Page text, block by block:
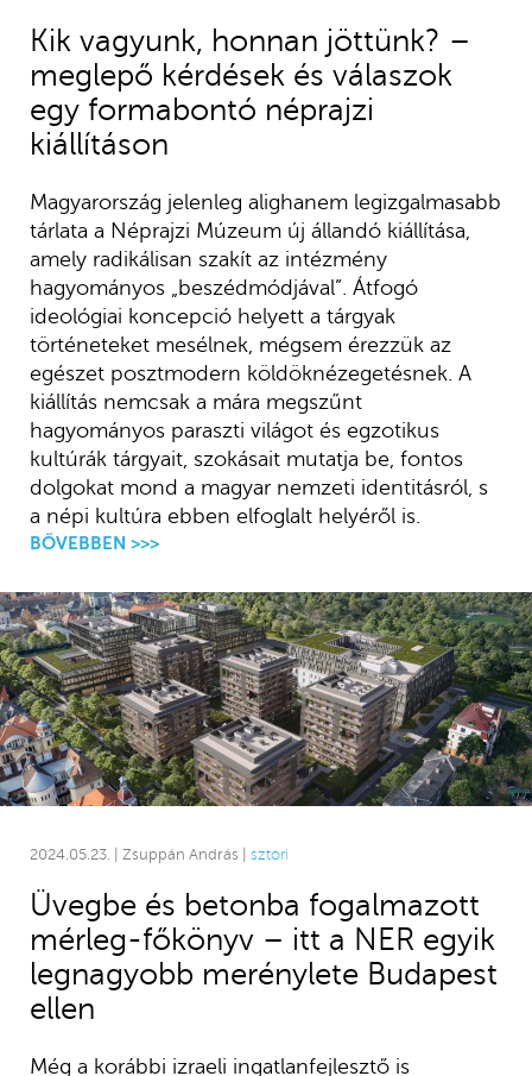
Kik vagyunk, honnan jöttünk? –
meglepő kérdések és válaszok
egy formabontó néprajzi
kiállításon
Magyarország jelenleg alighanem legizgalmasabb
tárlata a Néprajzi Múzeum új állandó kiállítása,
amely radikálisan szakít az intézmény
hagyományos „beszédmódjával”. Átfogó
ideológiai koncepció helyett a tárgyak
történeteket mesélnek, mégsem érezzük az
egészet posztmodern köldöknézegetésnek. A
kiállítás nemcsak a mára megszűnt
hagyományos paraszti világot és egzotikus
kultúrák tárgyait, szokásait mutatja be, fontos
dolgokat mond a magyar nemzeti identitásról, s
a népi kultúra ebben elfoglalt helyéről is.
BŐVEBBEN >>>
2024.05.23. | Zsuppán András | sztori
Üvegbe és betonba fogalmazott
mérleg-főkönyv – itt a NER egyik
legnagyobb merénylete Budapest
ellen
Még a korábbi izraeli ingatlanfejlesztő is